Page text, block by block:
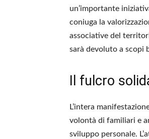
un’importante
coniuga la
associative del
sarà devoluto a scopi
Il fulcro
L’intera
volontà di familiari e
sviluppo personale.